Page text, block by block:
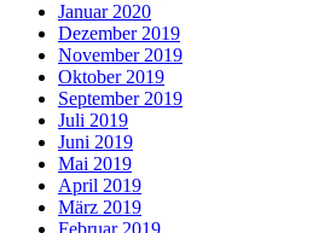
Januar 2020
Dezember 2019
November 2019
Oktober 2019
September 2019
Juli 2019
Juni 2019
Mai 2019
April 2019
März 2019
Februar 2019